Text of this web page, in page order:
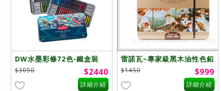
DW水墨彩條72色-鐵盒裝
$3050 $2440
詳細介紹
雷諾瓦~專家級黑木油性色鉛
筆~48色
$1450 $999
詳細介紹